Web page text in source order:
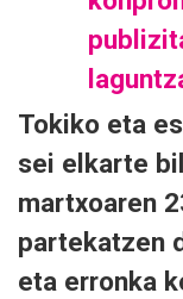
Tokiko eta
sei elkarte
martxoaren
partekatzen
eta erronka